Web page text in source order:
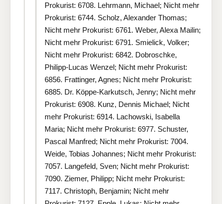
Prokurist: 6708. Lehrmann, Michael; Nicht mehr
Prokurist: 6744. Scholz, Alexander Thomas;
Nicht mehr Prokurist: 6761. Weber, Alexa Mailin;
Nicht mehr Prokurist: 6791. Smielick, Volker;
Nicht mehr Prokurist: 6842. Dobroschke,
Philipp-Lucas Wenzel; Nicht mehr Prokurist:
6856. Frattinger, Agnes; Nicht mehr Prokurist:
6885. Dr. Köppe-Karkutsch, Jenny; Nicht mehr
Prokurist: 6908. Kunz, Dennis Michael; Nicht
mehr Prokurist: 6914. Lachowski, Isabella
Maria; Nicht mehr Prokurist: 6977. Schuster,
Pascal Manfred; Nicht mehr Prokurist: 7004.
Weide, Tobias Johannes; Nicht mehr Prokurist:
7057. Langefeld, Sven; Nicht mehr Prokurist:
7090. Ziemer, Philipp; Nicht mehr Prokurist:
7117. Christoph, Benjamin; Nicht mehr